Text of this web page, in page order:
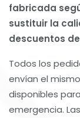
fabricada
sustituir la
descuentos
Todos los
envían el
disponibles
emergencia.